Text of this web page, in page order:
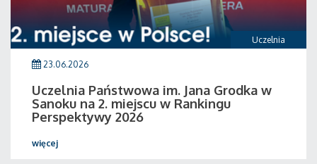
Uczelnia
23.06.2026
Uczelnia Państwowa im. Jana Grodka w
Sanoku na 2. miejscu w Rankingu
Perspektywy 2026
więcej